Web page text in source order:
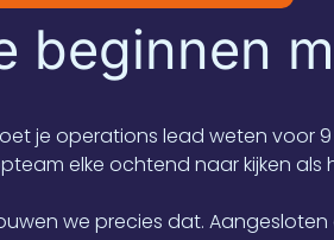
beginnen
je operations lead weten voor
elke ochtend naar kijken
we precies dat.